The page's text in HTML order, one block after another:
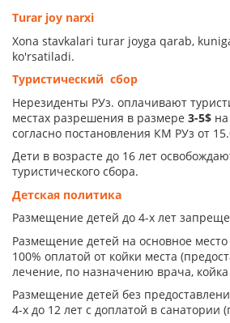
Turar joy narxi
Xona stavkalari turar joyga qarab,
ko'rsatiladi.
Туристический сбор
Нерезиденты РУз. оплачивают
местах разрешения в размере 3-5$
согласно постановления КМ РУз от
Дети в возрасте до 16 лет
туристического сбора.
Детская политика
Размещение детей до 4-х лет
Размещение детей на основное место
100% оплатой от койки места
лечение, по назначению врача,
Размещение детей без
4-х до 12 лет с доплатой в санатории